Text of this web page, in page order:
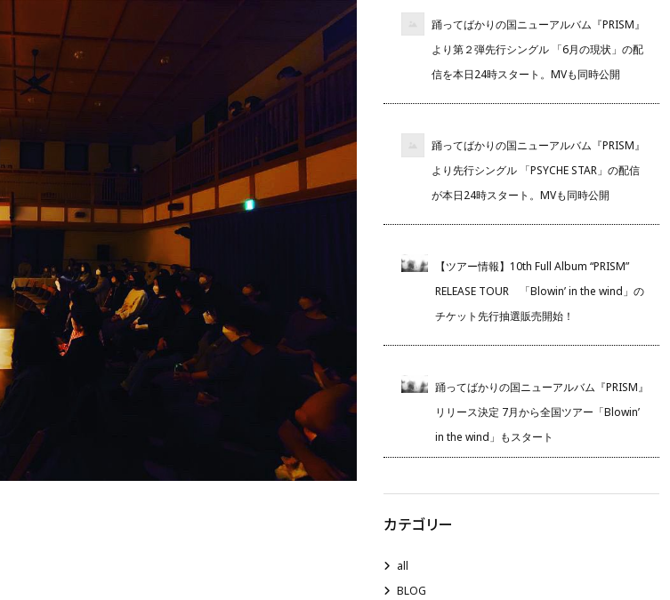
踊ってばかりの国ニューアルバム『PRISM』
より第２弾先行シングル 「6月の現状」の配
信を本日24時スタート。MVも同時公開
踊ってばかりの国ニューアルバム『PRISM』
より先行シングル 「PSYCHE STAR」の配信
が本日24時スタート。MVも同時公開
【ツアー情報】10th Full Album “PRISM”
RELEASE TOUR 「Blowin’ in the wind」の
チケット先行抽選販売開始！
踊ってばかりの国ニューアルバム『PRISM』
リリース決定 7月から全国ツアー「Blowin’
in the wind」もスタート
カテゴリー
all
BLOG